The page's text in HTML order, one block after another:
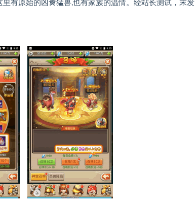
有原始的凶禽猛兽,也有家族的温情。经站长测试，末发